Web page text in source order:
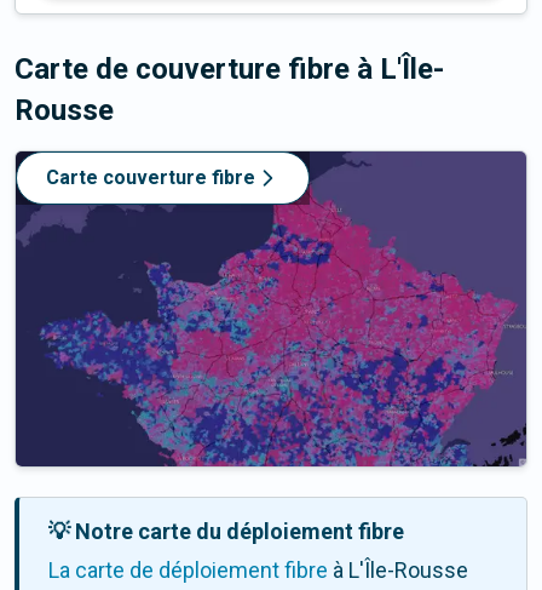
Carte de couverture fibre à L'Île-
Rousse
Carte couverture fibre
💡 Notre carte du déploiement fibre
La carte de déploiement fibre à L'Île-Rousse